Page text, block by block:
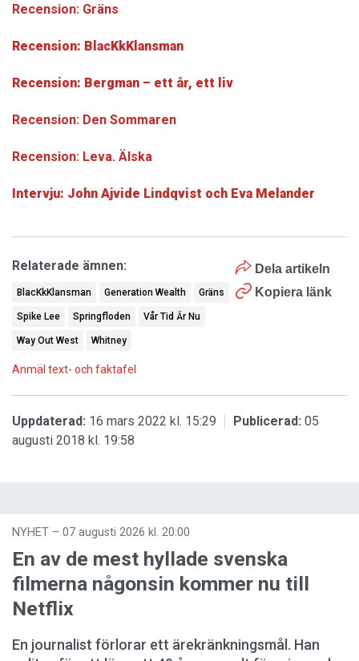
Recension: Gräns
Recension: BlacKkKlansman
Recension: Bergman – ett år, ett liv
Recension: Den Sommaren
Recension: Leva. Älska
Intervju: John Ajvide Lindqvist och Eva Melander
Dela artikeln
Kopiera länk
Relaterade ämnen:
BlacKkKlansman Generation Wealth Gräns
Spike Lee Springfloden Vår Tid Är Nu
Way Out West Whitney
Anmäl text- och faktafel
Uppdaterad: 16 mars 2022 kl. 15:29 Publicerad: 05
augusti 2018 kl. 19:58
NYHET – 07 augusti 2026 kl. 20:00
En av de mest hyllade svenska
filmerna någonsin kommer nu till
Netflix
En journalist förlorar ett ärekränkningsmål. Han